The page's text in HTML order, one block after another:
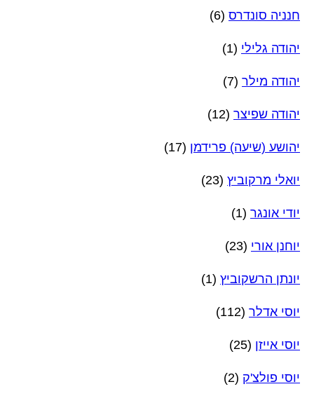
חנניה סונדרס (6)
יהודה גלילי (1)
יהודה מילר (7)
יהודה שפיצר (12)
יהושע (שיעה) פרידמן (17)
יואלי מרקוביץ (23)
יודי אונגר (1)
יוחנן אורי (23)
יונתן הרשקוביץ (1)
יוסי אדלר (112)
יוסי אייזן (25)
יוסי פולצ'ק (2)